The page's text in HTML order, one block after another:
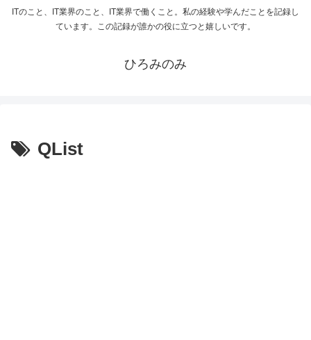
ITのこと、IT業界のこと、IT業界で働くこと。私の経験や学んだことを記録し
ています。この記録が誰かの役に立つと嬉しいです。
ひろみのみ
QList